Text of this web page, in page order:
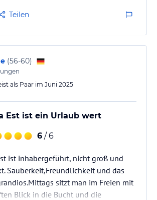
ist (Koffer hochschleppen) und
wie Speisesaal oder
ebenfalls ausschließlich über
sind, war aus der Beschreibung
des Hotels - rund um…
Teilen
(56-60)
als Paar im Juni 2025
Est ist ein Urlaub wert
6 / 6
ist inhabergeführt, nicht groß und
Sauberkeit,Freundlichkeit und das
sitzt man im Freien mit
Blick in die Bucht und die